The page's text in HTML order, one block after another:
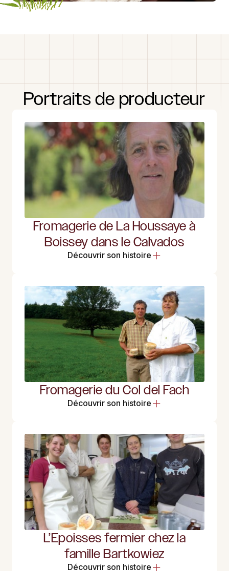
Portraits de producteur
Fromagerie de La Houssaye à
Boissey dans le Calvados
Découvrir son histoire
Fromagerie du Col del Fach
Découvrir son histoire
L’Epoisses fermier chez la
famille Bartkowiez
Découvrir son histoire